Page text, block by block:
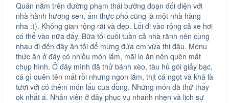
Quán nằm trên đường phạm thái bường đoạn đối diện với
nhà hành hương sen, ẩm thực phố cũng là một nhà hàng
nha :)). Không gian rộng rãi và đẹp. Lối đi vào rộng cả xe hơi
có thể vào nữa đấy. Bữa tối cuối tuần cả nhà rãnh nên cùng
nhau đi đến đây ăn tối để mừng đứa em vừa thi đậu. Menu
thức ăn ở đây có nhiều món lắm, mãi lo ăn nên quên mất
chụp hình. Ở đây mình đã thử bánh xèo, tàu hủ gói giấy bạc,
cá gì quên tên mất rồi nhưng ngon lắm, thịt cá ngọt và khá là
tươi với có thêm món lẩu cua đồng. Những món đã thử thấy
ok nhất á. Nhân viên ở đây phục vụ nhanh nhẹn và lịch sự